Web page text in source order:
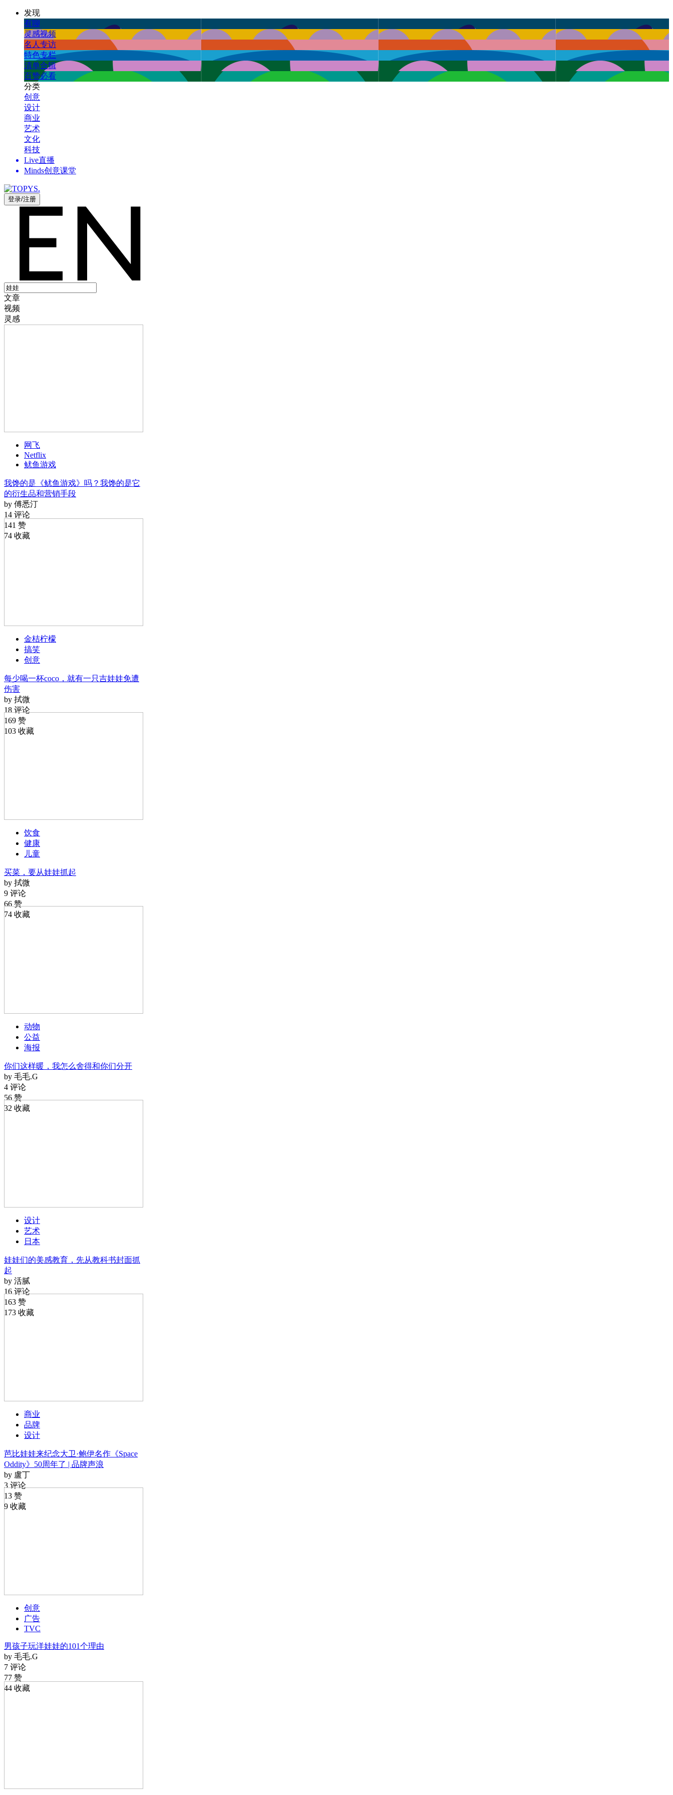
发现
有聊
灵感视频
名人专访
特色专栏
清单合辑
百赞必看
分类
创意
设计
商业
艺术
文化
科技
Live直播
Minds创意课堂
登录/注册
文章
视频
灵感
网飞
Netflix
鱿鱼游戏
我馋的是《鱿鱼游戏》吗？我馋的是它
的衍生品和营销手段
by 傅悉汀
14 评论
141 赞
74 收藏
金桔柠檬
搞笑
创意
每少喝一杯coco，就有一只吉娃娃免遭
伤害
by 拭微
18 评论
169 赞
103 收藏
饮食
健康
儿童
买菜，要从娃娃抓起
by 拭微
9 评论
66 赞
74 收藏
动物
公益
海报
你们这样暖，我怎么舍得和你们分开
by 毛毛.G
4 评论
56 赞
32 收藏
设计
艺术
日本
娃娃们的美感教育，先从教科书封面抓
起
by 活腻
16 评论
163 赞
173 收藏
商业
品牌
设计
芭比娃娃来纪念大卫·鲍伊名作《Space
Oddity》50周年了 | 品牌声浪
by 盧丁
3 评论
13 赞
9 收藏
创意
广告
TVC
男孩子玩洋娃娃的101个理由
by 毛毛.G
7 评论
77 赞
44 收藏